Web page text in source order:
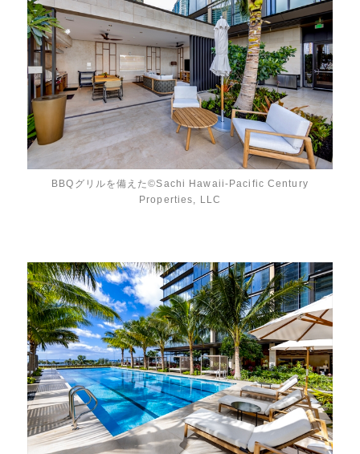
BBQグリルを備えた©Sachi Hawaii-Pacific Century
Properties, LLC